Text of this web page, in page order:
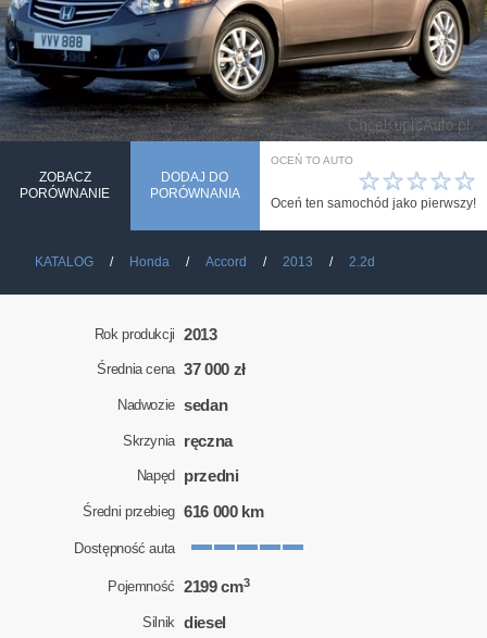
ZOBACZ
PORÓWNANIE
DODAJ DO
PORÓWNANIA
OCEŃ TO AUTO
☆
☆
☆
☆
☆
Oceń ten samochód jako pierwszy!
KATALOG Honda Accord 2013 2.2d
Rok produkcji 2013
Średnia cena 37 000 zł
Nadwozie sedan
Skrzynia ręczna
Napęd przedni
Średni przebieg 616 000 km
Dostępność auta
Pojemność 2199 cm3
Silnik diesel